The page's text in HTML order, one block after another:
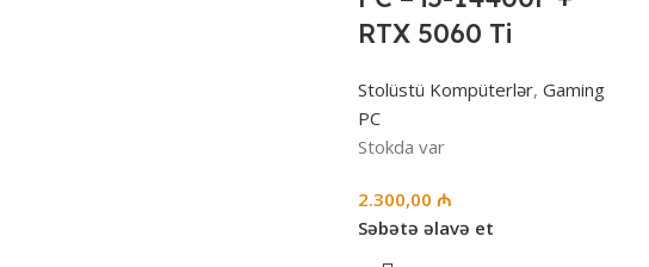
RTX 5060 Ti
Stolüstü Kompüterlər, Gaming
PC
Stokda var
2.300,00 ₼
Səbətə əlavə et